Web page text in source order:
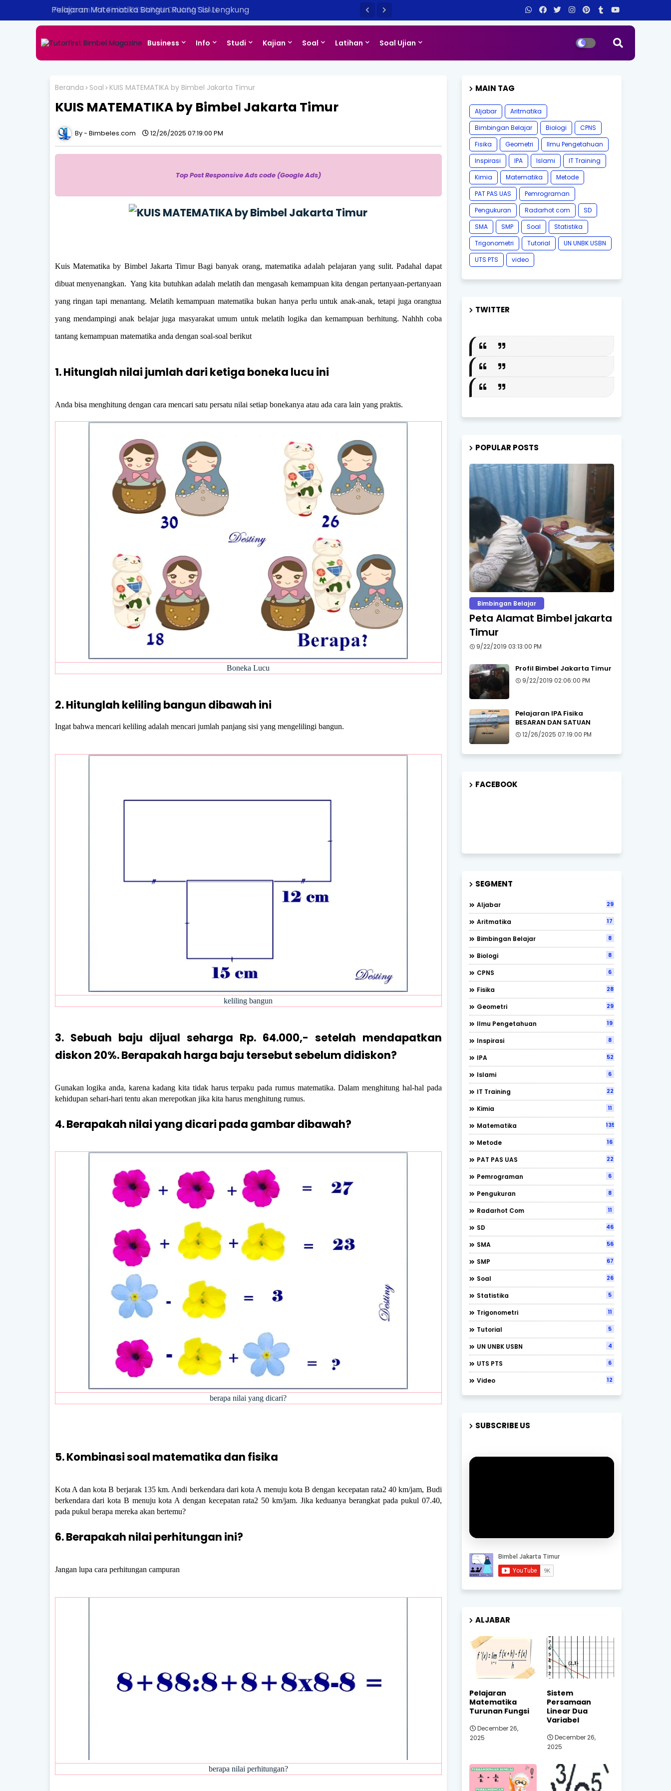
Pelajaran Matematika Bangun Ruang Sisi Lengkung
Business Info Studi Kajian Soal Latihan Soal Ujian
Beranda Soal KUIS MATEMATIKA by Bimbel Jakarta Timur
KUIS MATEMATIKA by Bimbel Jakarta Timur
Bimbeles.com 12/26/2025 07:19:00 PM
Top Post Responsive Ads code (Google Ads)
Kuis Matematika by Bimbel Jakarta Timur Bagi banyak orang, matematika adalah pelajaran yang sulit. Padahal dapat
dibuat menyenangkan. Yang kita butuhkan adalah melatih dan mengasah kemampuan kita dengan pertanyaan-pertanyaan
yang ringan tapi menantang. Melatih kemampuan matematika bukan hanya perlu untuk anak-anak, tetapi juga orangtua
yang mendampingi anak belajar juga masyarakat umum untuk melatih logika dan kemampuan berhitung. Nahhh coba
tantang kemampuan matematika anda dengan soal-soal berikut
1. Hitunglah nilai jumlah dari ketiga boneka lucu ini
Anda bisa menghitung dengan cara mencari satu persatu nilai setiap bonekanya atau ada cara lain yang praktis.
Boneka Lucu
2. Hitunglah keliling bangun dibawah ini
Ingat bahwa mencari keliling adalah mencari jumlah panjang sisi yang mengelilingi bangun.
keliling bangun
3. Sebuah baju dijual seharga Rp. 64.000,- setelah mendapatkan
diskon 20%. Berapakah harga baju tersebut sebelum didiskon?
Gunakan logika anda, karena kadang kita tidak harus terpaku pada rumus matematika. Dalam menghitung hal-hal pada
kehidupan sehari-hari tentu akan merepotkan jika kita harus menghitung rumus.
4. Berapakah nilai yang dicari pada gambar dibawah?
berapa nilai yang dicari?
5. Kombinasi soal matematika dan fisika
Kota A dan kota B berjarak 135 km. Andi berkendara dari kota A menuju kota B dengan kecepatan rata2 40 km/jam, Budi
berkendara dari kota B menuju kota A dengan kecepatan rata2 50 km/jam. Jika keduanya berangkat pada pukul 07.40,
pada pukul berapa mereka akan bertemu?
6. Berapakah nilai perhitungan ini?
Jangan lupa cara perhitungan campuran
berapa nilai perhitungan?
MAIN TAG
Aljabar
Aritmatika
Bimbingan Belajar
Biologi
CPNS
Fisika
Geometri
Ilmu Pengetahuan
Inspirasi
IPA Islami
IT Training
Kimia
Matematika
Metode
PAT PAS UAS
Pemrograman
Pengukuran
Radarhot com
SD
SMA
SMP Soal
Statistika
Trigonometri
Tutorial
UN UNBK USBN
UTS PTS
video
TWITTER
POPULAR POSTS
Bimbingan Belajar
Peta Alamat Bimbel jakarta
Timur
9/22/2019 03:13:00 PM
Profil Bimbel Jakarta Timur
9/22/2019 02:06:00 PM
Pelajaran IPA Fisika
BESARAN DAN SATUAN
12/26/2025 07:19:00 PM
FACEBOOK
SEGMENT
Aljabar 29
Aritmatika 17
Bimbingan Belajar 8
Biologi 8
CPNS 6
Fisika 28
Geometri 29
Ilmu Pengetahuan 19
Inspirasi 8
IPA 52
Islami 6
IT Training 22
Kimia 11
Matematika 135
Metode 16
PAT PAS UAS 22
Pemrograman 6
Pengukuran 8
Radarhot Com 11
SD 46
SMA 56
SMP 67
Soal 26
Statistika 5
Trigonometri 11
Tutorial 5
UN UNBK USBN 4
UTS PTS 6
Video 12
SUBSCRIBE US
ALJABAR
Pelajaran
Matematika
Turunan Fungsi
December 26,
2025
Sistem
Persamaan
Linear Dua
Variabel
December 26,
2025